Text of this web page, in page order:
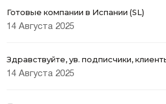
Готовые компании в Испании (SL)
14 Августа 2025
Здравствуйте, ув. подписчики,
14 Августа 2025